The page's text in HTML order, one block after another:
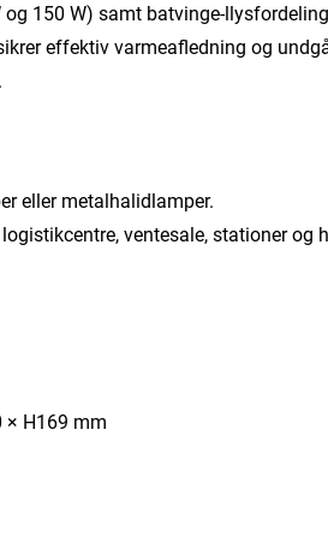
150 W) samt batvinge-
effektiv varmeafledning og
eller metalhalidlamper.
ventesale, stationer og
H169 mm